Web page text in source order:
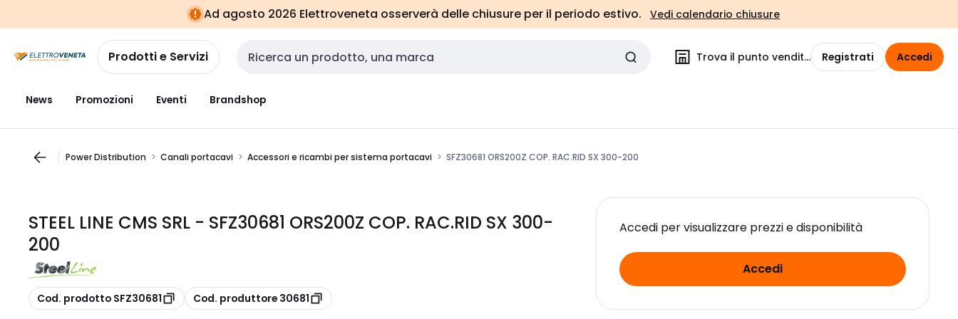
navigazionealla
pagina
Ad agosto 2026 Elettroveneta osserverà delle chiusure per il periodo estivo. Vedi calendario chiusure
Prodotti e Servizi Cerca input Trova il punto vendita Registrati Accedi
News Promozioni Eventi Brandshop
Power Distribution Canali portacavi Accessori e ricambi per sistema portacavi SFZ30681 ORS200Z COP. RAC.RID SX 300-200
STEEL LINE CMS SRL - SFZ30681 ORS200Z COP. RAC.RID SX 300-
200
copia
Cod. prodotto SFZ30681 copia
Cod. produttore 30681
Accedi per visualizzare prezzi e disponibilità
Accedi